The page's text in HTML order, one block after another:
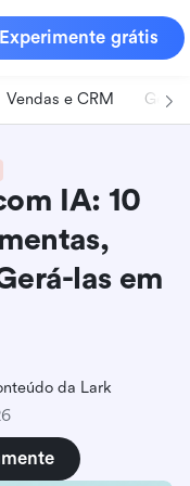
Experimente grátis
Vendas e CRM
IA: 10
las em
da Lark